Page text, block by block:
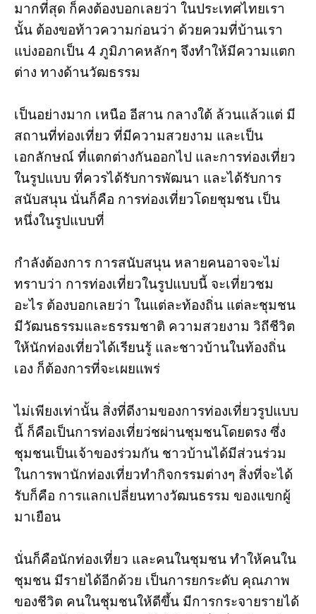
มากที่สุด ก็คงต้องบอกเลยว่า ในประเทศไทยเรา
นั้น ต้องขอท้าวความก่อนว่า ด้วยควมที่บ้านเรา
แบ่งออกเป็น 4 ภูมิภาคหลักๆ จึงทำให้มีความแตก
ต่าง ทางด้านวัฒธรรม
เป็นอย่างมาก เหนือ อีสาน กลางใต้ ล้วนแล้วแต่ มี
สถานที่ท่องเที่ยว ที่มีความสวยงาม และเป็น
เอกลักษณ์ ที่แตกต่างกันออกไป และการท่องเที่ยว
ในรูปแบบ ที่ควรได้รับการพัฒนา และได้รับการ
สนับสนุน นั่นก็คือ การท่องเที่ยวโดยชุมชน เป็น
หนึ่งในรูปแบบที่
กำลังต้องการ การสนับสนุน หลายคนอาจจะไม่
ทราบว่า การท่องเที่ยวในรูปแบบนี้ จะเที่ยวชม
อะไร ต้องบอกเลยว่า ในแต่ละท้องถิ่น แต่ละชุมชน
มีวัฒนธรรมและธรรมชาติ ความสวยงาม วิถีชีวิต
ให้นักท่องเที่ยวได้เรียนรู้ และชาวบ้านในท้องถิ่น
เอง ก็ต้องการที่จะเผยแพร่
ไม่เพียงเท่านั้น สิ่งที่ดีงามของการท่องเที่ยวรูปแบบ
นี้ ก็คือเป็นการท่องเที่ยว่ชผ่านชุมชนโดยตรง ซึ่ง
ชุมชนเป็นเจ้าของร่วมกัน ชาวบ้านได้มีส่วนร่วม
ในการพานักท่องเที่ยวทำกิจกรรมต่างๆ สิ่งที่จะได้
รับก็คือ การแลกเปลี่ยนทางวัฒนธรรม ของแขกผู้
มาเยือน
นั่นก็คือนักท่องเที่ยว และคนในชุมชน ทำให้คนใน
ชุมชน มีรายได้อีกด้วย เป็นการยกระดับ คุณภาพ
ของชีวิต คนในชุมชนให้ดีขึ้น มีการกระจายรายได้